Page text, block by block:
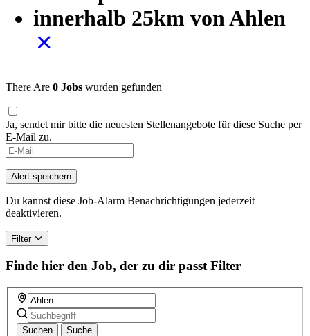
innerhalb 25km von Ahlen
There Are 0 Jobs wurden gefunden
Ja, sendet mir bitte die neuesten Stellenangebote für diese Suche per
E-Mail zu.
If
you
are
a
human,
ignore
field
Alert speichern
Du kannst diese Job-Alarm Benachrichtigungen jederzeit
deaktivieren.
Filter
Finde hier den Job, der zu dir passt Filter
Suchen Suche